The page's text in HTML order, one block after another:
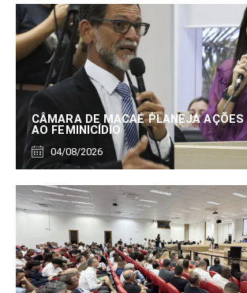
CÂMARA DE MACAÉ PLANEJA AÇÕES
AO FEMINICÍDIO
04/08/2026